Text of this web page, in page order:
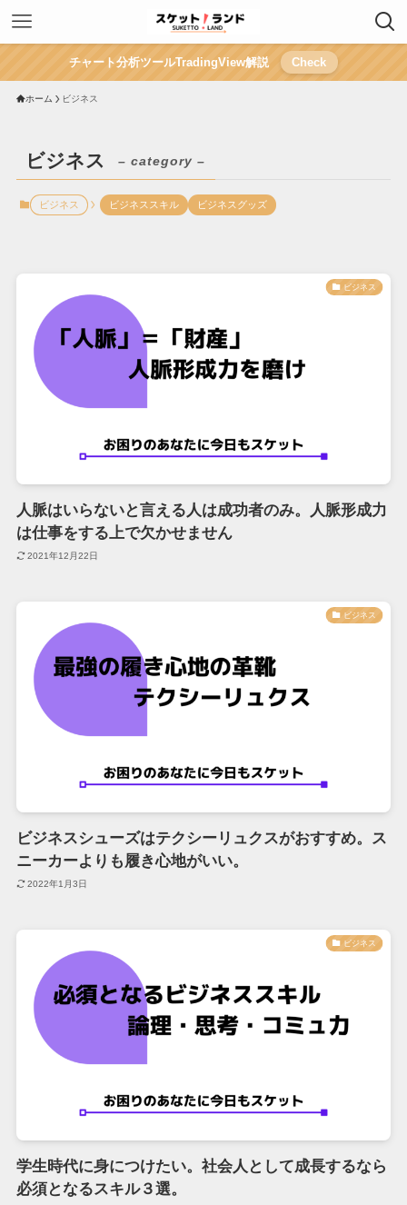
チャート分析ツールTradingView解説 Check
ホーム ビジネス
ビジネス – category –
ビジネス ビジネススキル ビジネスグッズ
ビジネス
人脈はいらないと言える人は成功者のみ。人脈形成力
は仕事をする上で欠かせません
2021年12月22日
ビジネス
ビジネスシューズはテクシーリュクスがおすすめ。ス
ニーカーよりも履き心地がいい。
2022年1月3日
ビジネス
学生時代に身につけたい。社会人として成長するなら
必須となるスキル３選。